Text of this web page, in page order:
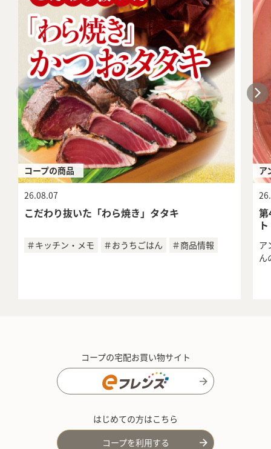
コープの商品
26.08.07
こだわり抜いた「わら焼き」タタキ
＃キッチン・メモ ＃おうちごはん ＃商品情報
ア
ト
ア
ん
コープの宅配お買い物サイト
はじめての方はこちら
コープを利用する